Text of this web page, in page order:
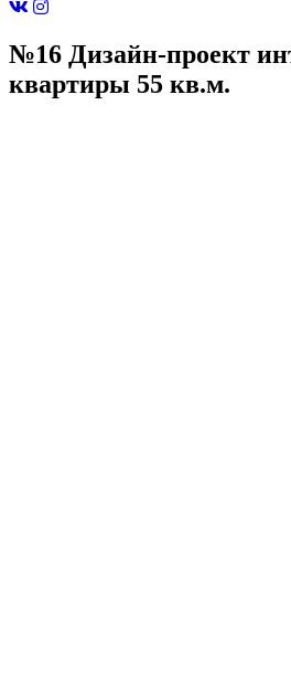
№16 Дизайн-проект
квартиры 55 кв.м.